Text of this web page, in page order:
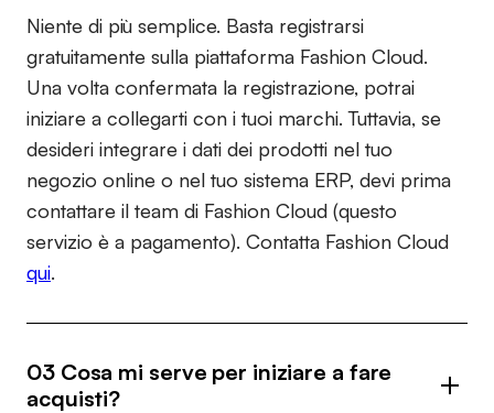
Niente di più semplice. Basta registrarsi
gratuitamente sulla piattaforma Fashion Cloud.
Una volta confermata la registrazione, potrai
iniziare a collegarti con i tuoi marchi. Tuttavia, se
desideri integrare i dati dei prodotti nel tuo
negozio online o nel tuo sistema ERP, devi prima
contattare il team di Fashion Cloud (questo
servizio è a pagamento). Contatta Fashion Cloud
qui.
03 Cosa mi serve per iniziare a fare
acquisti?